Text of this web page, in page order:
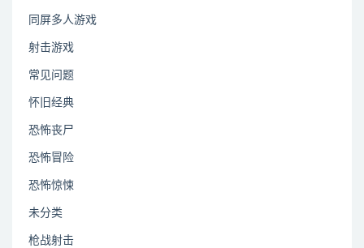
同屏多人游戏
射击游戏
常见问题
怀旧经典
恐怖丧尸
恐怖冒险
恐怖惊悚
未分类
枪战射击